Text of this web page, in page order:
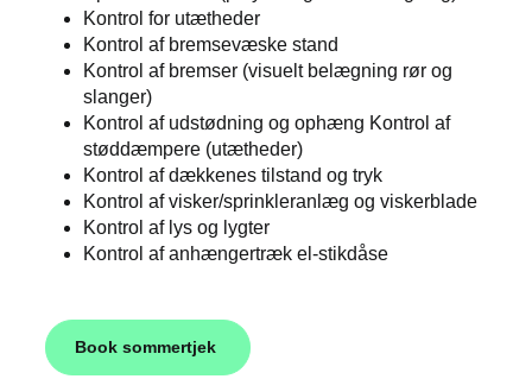
Kontrol for utætheder
Kontrol af bremsevæske stand
Kontrol af bremser (visuelt belægning rør og
slanger)
Kontrol af udstødning og ophæng Kontrol af
støddæmpere (utætheder)
Kontrol af dækkenes tilstand og tryk
Kontrol af visker/sprinkleranlæg og viskerblade
Kontrol af lys og lygter
Kontrol af anhængertræk el-stikdåse
Book sommertjek